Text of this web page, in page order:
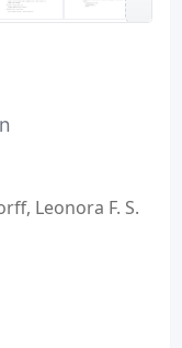
Leonora F. S.